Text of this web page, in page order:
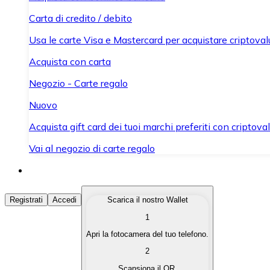
Carta di credito / debito
Usa le carte Visa e Mastercard per acquistare
Acquista con carta
Negozio - Carte regalo
Nuovo
Acquista gift card dei tuoi marchi preferiti con
Vai al negozio di carte regalo
Acquista Criptovalute
Acquista le criptovalute che ti interessano in modo
Converti le tue criptovalute in valuta fiat quando ne hai
Registrati Accedi
Scarica il nostro Wallet
1
Apri la fotocamera del tuo telefono.
2